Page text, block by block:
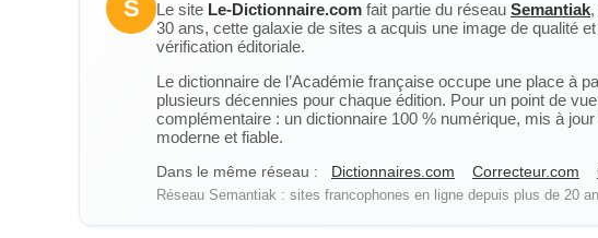
S Le site Le-Dictionnaire.com fait partie du réseau Semantiak
30 ans, cette galaxie de sites a acquis une image de qualité
vérification éditoriale.
Le dictionnaire de l’Académie française occupe une place à
plusieurs décennies pour chaque édition. Pour un point de
complémentaire : un dictionnaire 100 % numérique, mis à
moderne et fiable.
Dans le même réseau : Dictionnaires.com Correcteur.com
Réseau Semantiak : sites francophones en ligne depuis plus de 20